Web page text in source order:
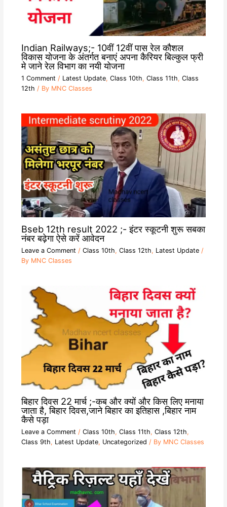
Indian Railways;- 10वीं 12वीं पास रेल कौशल
विकास योजना के अंतर्गत बनाएं अपना कैरियर बिल्कुल फ्री
मे जाने रेल विभाग का नयी योजना
1 Comment / Latest Update, Class 10th, Class 11th, Class
12th / By MNC Classes
Bseb 12th result 2022 ;- इंटर स्कूटनी शुरू सबका
नंबर बढ़ेगा ऐसे करें आवेदन
Leave a Comment / Class 10th, Class 12th, Latest Update/
By MNC Classes
बिहार दिवस 22 मार्च ;-कब और क्यों और किस लिए मनाया
जाता है, बिहार दिवस,जाने बिहार का इतिहास ,बिहार नाम
कैसे पड़ा
Leave a Comment / Class 10th, Class 11th, Class 12th,
Class 9th, Latest Update, Uncategorized / By MNC Classes